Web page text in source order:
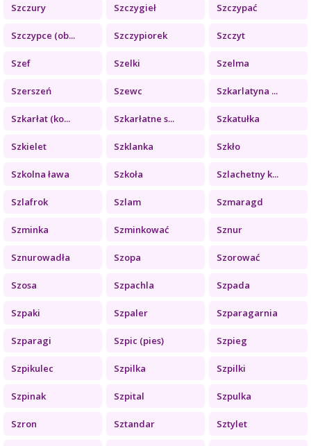
Szczury Szczygieł Szczypać
Szczypce (ob... Szczypiorek Szczyt
Szef Szelki Szelma
Szerszeń Szewc Szkarlatyna ...
Szkarłat (ko... Szkarłatne s... Szkatułka
Szkielet Szklanka Szkło
Szkolna ława Szkoła Szlachetny k...
Szlafrok Szlam Szmaragd
Szminka Szminkować Sznur
Sznurowadła Szopa Szorować
Szosa Szpachla Szpada
Szpaki Szpaler Szparagarnia
Szparagi Szpic (pies) Szpieg
Szpikulec Szpilka Szpilki
Szpinak Szpital Szpulka
Szron Sztandar Sztylet